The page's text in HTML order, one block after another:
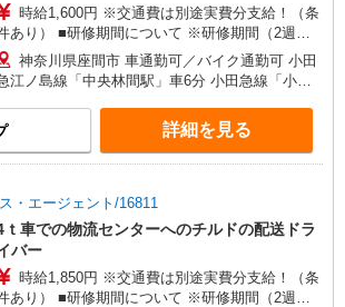
時給1,600円 ※交通費は別途実費分支給！（条
あり） ■研修期間について ※研修期間（2週
間）は、時給1,350円（日収8,100円〜）となりま
。
神奈川県座間市 車通勤可／バイク通勤可 小田
江ノ島線「中央林間駅」車6分 小田急線「小田
詳細を見る
・エージェント/16811
ｔ車での物流センターへのチルドの配送ドラ
バー
時給1,850円 ※交通費は別途実費分支給！（条
あり） ■研修期間について ※研修期間（2週間